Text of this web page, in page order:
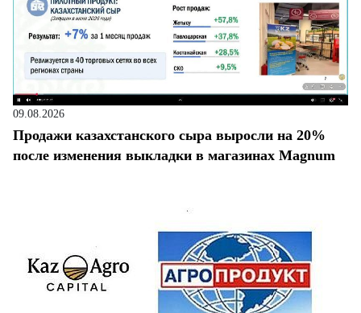
09.08.2026
Продажи казахстанского сыра выросли на 20%
после изменения выкладки в магазинах Magnum